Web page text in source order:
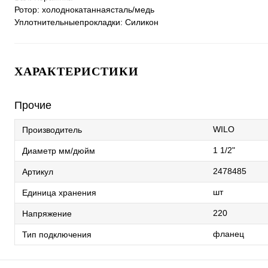
Ротор: холоднокатаннаясталь/медь
Уплотнительныепрокладки: Силикон
ХАРАКТЕРИСТИКИ
Прочие
Производитель WILO
Диаметр мм/дюйм 1 1/2"
Артикул 2478485
Единица хранения шт
Напряжение 220
Тип подключения фланец